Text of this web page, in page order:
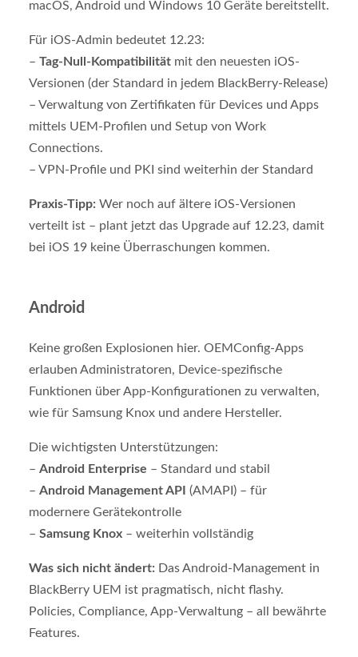
macOS, Android und Windows 10 Geräte bereitstellt.
Für iOS-Admin bedeutet 12.23:
– Tag-Null-Kompatibilitätmit den neuesten iOS-
Versionen (der Standard in jedem BlackBerry-Release)
– Verwaltung von Zertifikaten für Devices und Apps
mittels UEM-Profilen und Setup von Work
Connections.
– VPN-Profile und PKI sind weiterhin der Standard
Praxis-Tipp: Wer noch auf ältere iOS-Versionen
verteilt ist – plant jetzt das Upgrade auf 12.23, damit
bei iOS 19 keine Überraschungen kommen.
Android
Keine großen Explosionen hier. OEMConfig-Apps
erlauben Administratoren, Device-spezifische
Funktionen über App-Konfigurationen zu verwalten,
wie für Samsung Knox und andere Hersteller.
Die wichtigsten Unterstützungen:
– Android Enterprise – Standard und stabil
– Android Management API (AMAPI) – für
modernere Gerätekontrolle
– Samsung Knox– weiterhin vollständig
Was sich nicht ändert: Das Android-Management in
BlackBerry UEM ist pragmatisch, nicht flashy.
Policies, Compliance, App-Verwaltung – all bewährte
Features.